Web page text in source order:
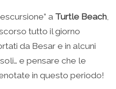
a Turtle Beach
tutto il giorno
da Besar e in alcuni
e pensare che le
in questo periodo!